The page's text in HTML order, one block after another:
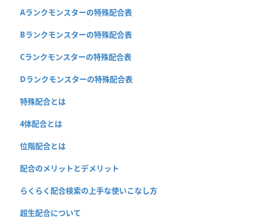
Aランクモンスターの特殊配合表
Bランクモンスターの特殊配合表
Cランクモンスターの特殊配合表
Dランクモンスターの特殊配合表
特殊配合とは
4体配合とは
位階配合とは
配合のメリットとデメリット
らくらく配合検索の上手な使いこなし方
超生配合について